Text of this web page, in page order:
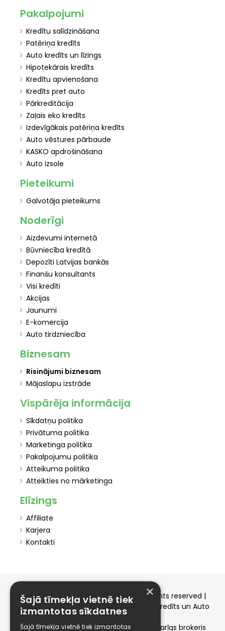
Pakalpojumi
Kredītu salīdzināšana
Patēriņa kredīts
Auto kredīts un līzings
Hipotekārais kredīts
Kredītu apvienošana
Kredīts pret auto
Pārkreditācija
Zaļais eko kredīts
Izdevīgākais patēriņa kredīts
Auto vēstures pārbaude
KASKO apdrošināšana
Auto izsole
Pieteikumi
Galvotāja pieteikums
Noderīgi
Aizdevumi internetā
Būvniecība kredītā
Depozīti Latvijas bankās
Finanšu konsultants
Visi kredīti
Akcijas
Jaunumi
E-komercija
Auto tirdzniecība
Biznesam
Risinājumi biznesam
Mājaslapu izstrāde
Vispārēja informācija
Sīkdatņu politika
Privātuma politika
Marketinga politika
Pakalpojumu politika
Atteikuma politika
Atteikties no mārketinga
Elīzings
Affiliate
Karjera
Kontakti
Copyright © 2015-2026 elizings.lv | All rights reserved |
elizings - Kredītu salīdzināšana, Patēriņa kredīts un Auto
līzings
SIA ELIZINGS.LV - pilnvaru apjoms - neatkarīgs brokeris
×
Šajā tīmekļa vietnē tiek
izmantotas sīkdatnes
Šajā tīmekļa vietnē tiek izmantotas